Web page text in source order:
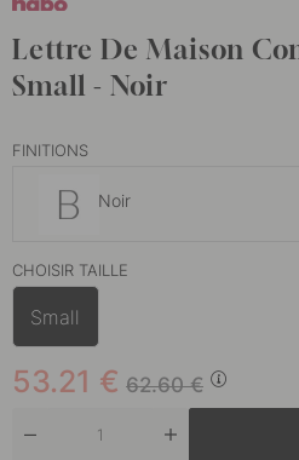
Lettre De Maison
Small - Noir
FINITIONS
Noir
Noir
CHOISIR TAILLE
Small
62.60€
53.21 €